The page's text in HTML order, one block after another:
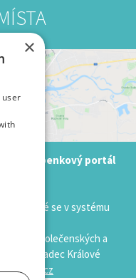
vstupenkový portál
na které se v systému
společenských a
Hradec Králové
hkinfo.cz
×
user